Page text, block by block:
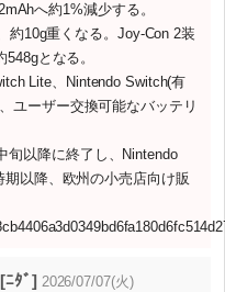
へ約1%減少する。
約10g重くなる。Joy-Con 2装
となる。
Lite、Nintendo Switch(有
ユーザー交換可能なバッテリ
旬以降に終了し、Nintendo
以降、欧州の小売店向け販
ﾆﾀﾞ] 2026/07/07(火)